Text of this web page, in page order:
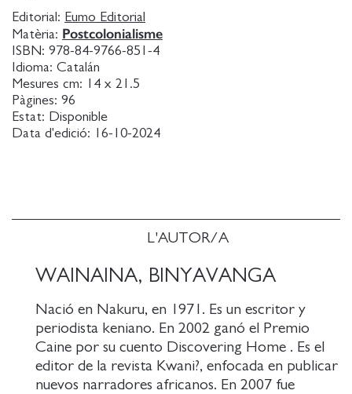
L'AUTOR/A
WAINAINA, BINYAVANGA
Nació en Nakuru, en 1971. Es un escritor y
periodista keniano. En 2002 ganó el Premio
Caine por su cuento Discovering Home . Es el
editor de la revista Kwani?, enfocada en publicar
nuevos narradores africanos. En 2007 fue
llibre reuneix per primera vegada els seus millors
escrits: trencadors, plens de saviesa, d'ironia, de
ritme i amor. S'hi presenta una identitat polièdrica
que qüestiona tot el que l'envolta. La vida a Kenya, la
redefinició de la sexualitat, la convivència entre
tribus, la relació amb els pares, el ball entre tradició
i modernitat... Creen una experiència africana
complexa i cosmopolita massa poc representada en
Editorial: Eumo Editorial
Matèria: Postcolonialisme
ISBN: 978-84-9766-851-4
Idioma: Catalán
Mesures cm:
14 x 21.5
Pàgines: 96
Estat: Disponible
Data d'edició:
16-10-2024